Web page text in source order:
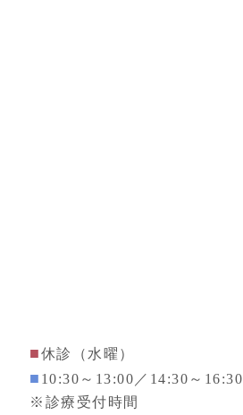
■休診（水曜）
■ 10:30～13:00／14:30～16:30
※診療受付時間